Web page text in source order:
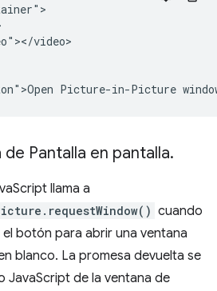
video>
Pantalla en pantalla.
llama a
cuando
botón para abrir una ventana
blanco. La promesa devuelta se
JavaScript de la ventana de